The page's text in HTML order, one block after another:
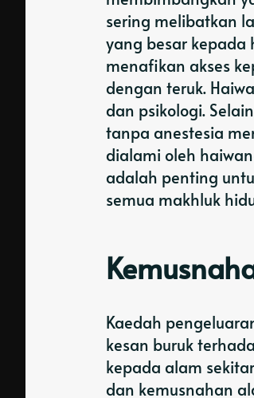
sering melibatkan
yang besar
menafikan akses
dengan teruk.
dan psikologi.
tanpa anestesia
dialami oleh
adalah penting
semua makhluk
Kaedah
kesan buruk
kepada alam
dan kemusnahan